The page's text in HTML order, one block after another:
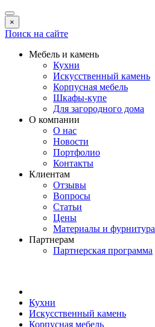
×
Поиск на сайте
Мебель и камень
Кухни
Искусственный камень
Корпусная мебель
Шкафы-купе
Для загородного дома
О компании
О нас
Новости
Портфолио
Контакты
Клиентам
Отзывы
Вопросы
Статьи
Цены
Материалы и фурнитура
Партнерам
Партнерская программа
Кухни
Искусственный камень
Корпусная мебель